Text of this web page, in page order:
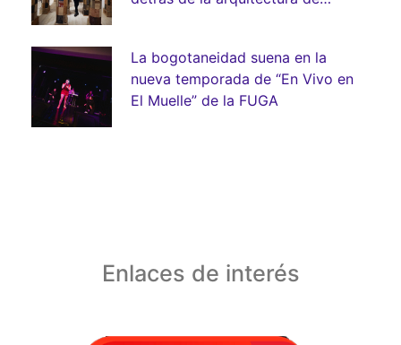
La bogotaneidad suena en la
nueva temporada de “En Vivo en
El Muelle” de la FUGA
Enlaces de interés